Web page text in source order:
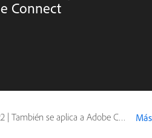
Connect
| También se aplica a Adobe Connect 9 Más